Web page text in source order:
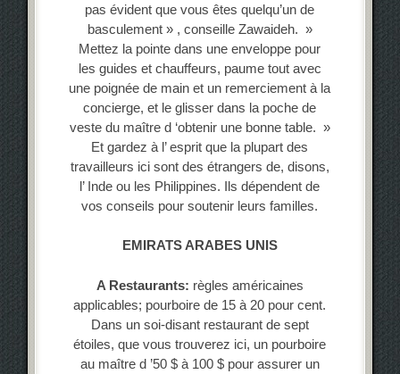
pas évident que vous êtes quelqu’un de
basculement » , conseille Zawaideh. »
Mettez la pointe dans une enveloppe pour
les guides et chauffeurs, paume tout avec
une poignée de main et un remerciement à la
concierge, et le glisser dans la poche de
veste du maître d ‘obtenir une bonne table. »
Et gardez à l’ esprit que la plupart des
travailleurs ici sont des étrangers de, disons,
l’ Inde ou les Philippines. Ils dépendent de
vos conseils pour soutenir leurs familles.
EMIRATS ARABES UNIS
A Restaurants: règles américaines
applicables; pourboire de 15 à 20 pour cent.
Dans un soi-disant restaurant de sept
étoiles, que vous trouverez ici, un pourboire
au maître d ’50 $ à 100 $ pour assurer un